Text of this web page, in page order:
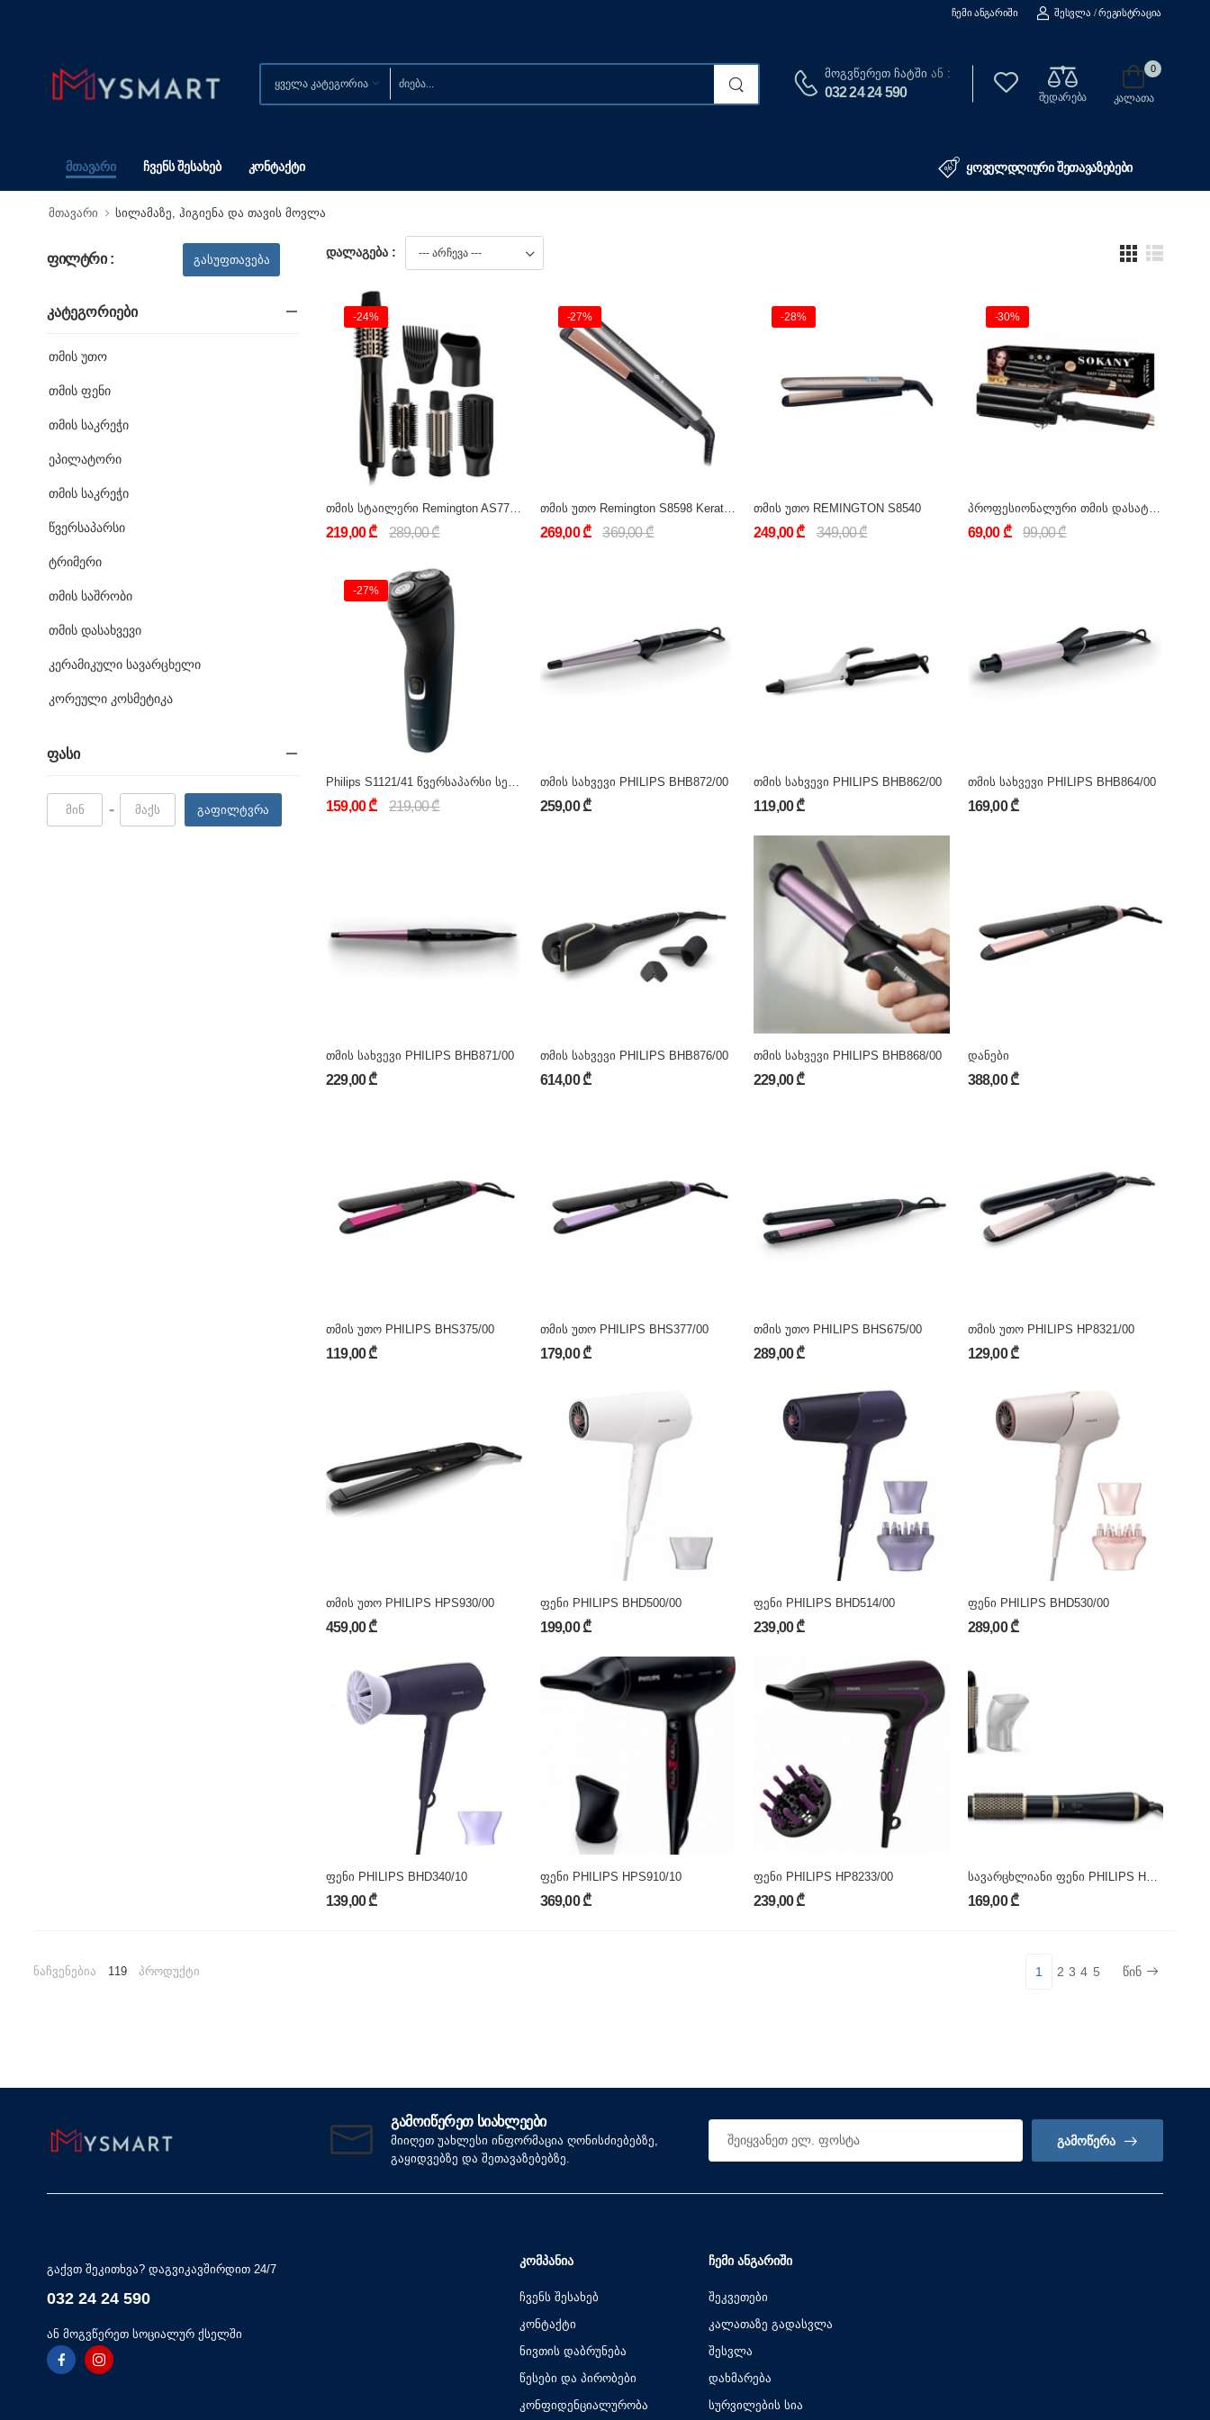
Ჩემი Ანგარიში Შესვლა / Რეგისტრაცია
Მოგვწერეთ Ჩატში ან :
032 24 24 590 შედარება
0
კალათა
Მთავარი Ჩვენს Შესახებ Კონტაქტი ყოველდღიური შეთავაზებები
მთავარი სილამაზე, ჰიგიენა და თავის მოვლა
ფილტრი :
Კატეგორიები
თმის უთო
თმის ფენი
თმის საკრეჭი
ეპილატორი
თმის საკრეჭი
წვერსაპარსი
ტრიმერი
თმის საშრობი
თმის დასახვევი
კერამიკული სავარცხელი
კორეული კოსმეტიკა
Ფასი
- გაფილტვრა
დალაგება :
-24%
219,00 ₾ 289,00 ₾
-27%
თმის უთო Remington S8598 Keratin Protect Hair Straightener
269,00 ₾ 369,00 ₾
-28%
თმის უთო REMINGTON S8540
249,00 ₾ 349,00 ₾
-30%
69,00 ₾ 99,00 ₾
-27%
159,00 ₾ 219,00 ₾
თმის სახვევი PHILIPS BHB872/00
259,00 ₾
თმის სახვევი PHILIPS BHB862/00
119,00 ₾
თმის სახვევი PHILIPS BHB864/00
169,00 ₾
თმის სახვევი PHILIPS BHB871/00
229,00 ₾
თმის სახვევი PHILIPS BHB876/00
614,00 ₾
თმის სახვევი PHILIPS BHB868/00
229,00 ₾
დანები
388,00 ₾
თმის უთო PHILIPS BHS375/00
119,00 ₾
თმის უთო PHILIPS BHS377/00
179,00 ₾
თმის უთო PHILIPS BHS675/00
289,00 ₾
თმის უთო PHILIPS HP8321/00
129,00 ₾
თმის უთო PHILIPS HPS930/00
459,00 ₾
ფენი PHILIPS BHD500/00
199,00 ₾
ფენი PHILIPS BHD514/00
239,00 ₾
ფენი PHILIPS BHD530/00
289,00 ₾
ფენი PHILIPS BHD340/10
139,00 ₾
ფენი PHILIPS HPS910/10
369,00 ₾
ფენი PHILIPS HP8233/00
239,00 ₾
სავარცხლიანი ფენი PHILIPS HP8667/00
169,00 ₾
ნაჩვენებია 119 პროდუქტი 1 2 3 4 5 წინ
ᲒᲐᲛᲝᲘᲬᲔᲠᲔᲗ ᲡᲘᲐᲮᲚᲔᲔᲑᲘ
მიიღეთ უახლესი ინფორმაცია ღონისძიებებზე,
გაყიდვებზე და შეთავაზებებზე.
ᲒᲐᲛᲝᲬᲔᲠᲐ
გაქვთ შეკითხვა? დაგვიკავშირდით 24/7
032 24 24 590
ან მოგვწერეთ სოციალურ ქსელში
ᲙᲝᲛᲞᲐᲜᲘᲐ
ჩვენს შესახებ
კონტაქტი
ნივთის დაბრუნება
წესები და პირობები
კონფიდენციალურობა
ᲩᲔᲛᲘ ᲐᲜᲒᲐᲠᲘᲨᲘ
შეკვეთები
კალათაზე გადასვლა
შესვლა
დახმარება
სურვილების სია